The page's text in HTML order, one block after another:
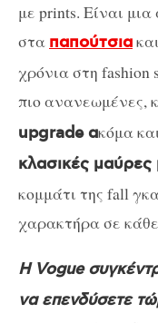
με prints. Είναι μια
στα παπούτσια
χρόνια στη fashion
πιο ανανεωμένες,
upgrade ακόμα
κλασικές μαύρες
κομμάτι της fall
χαρακτήρα σε
Η Vogue
να επενδύσετε